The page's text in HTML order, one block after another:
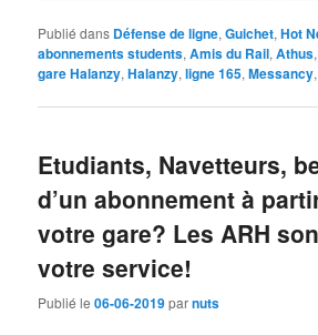
Publié dans Défense de ligne,Guichet,Hot
abonnements students,Amis du Rail,Athus
gare Halanzy,Halanzy,ligne 165,Messancy
Etudiants, Navetteurs,
d’un abonnement à
votre gare? Les ARH
votre service!
Publié le06-06-2019parnuts